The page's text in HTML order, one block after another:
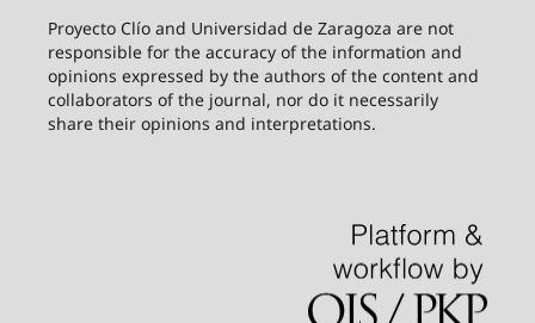
Proyecto Clío and Universidad de Zaragoza are not
responsible for the accuracy of the information and
opinions expressed by the authors of the content and
collaborators of the journal, nor do it necessarily
share their opinions and interpretations.